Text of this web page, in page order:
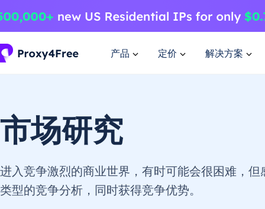
产品 定价 解决方案
市场研究
进入竞争激烈的商业世界，有时可能会很困难，
类型的竞争分析，同时获得竞争优势。